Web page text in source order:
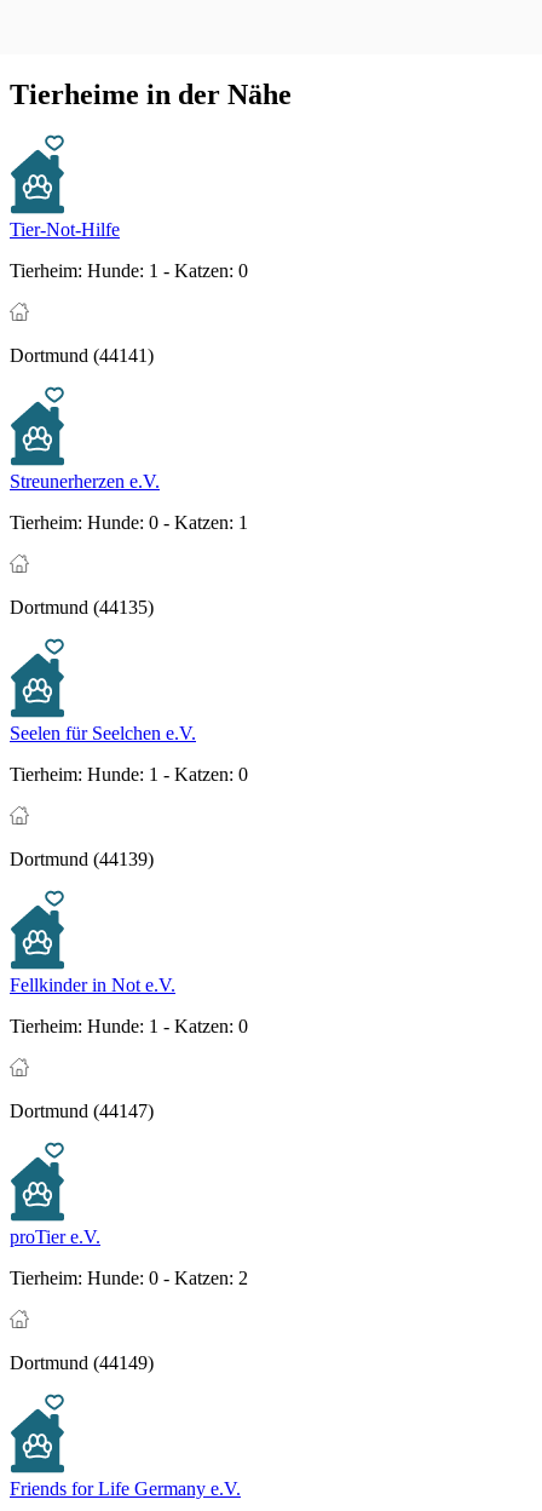
Tierheime in der Nähe
Tier-Not-Hilfe
Tierheim: Hunde: 1 - Katzen: 0
Dortmund (44141)
Streunerherzen e.V.
Tierheim: Hunde: 0 - Katzen: 1
Dortmund (44135)
Seelen für Seelchen e.V.
Tierheim: Hunde: 1 - Katzen: 0
Dortmund (44139)
Fellkinder in Not e.V.
Tierheim: Hunde: 1 - Katzen: 0
Dortmund (44147)
proTier e.V.
Tierheim: Hunde: 0 - Katzen: 2
Dortmund (44149)
Friends for Life Germany e.V.